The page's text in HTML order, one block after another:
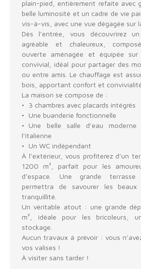
plain-pied, entièrement refaite avec
belle luminosité et un cadre de vie
vis-à-vis, avec une vue dégagée sur
Dès l’entrée, vous découvrirez
agréable et chaleureux,
ouverte aménagée et équipée
convivial, idéal pour partager des
ou entre amis. Le chauffage est
bois, apportant confort et
La maison se compose de :
3 chambres avec placards intégrés
Une buanderie fonctionnelle
Une belle salle d’eau
l’italienne
Un WC indépendant
À l’extérieur, vous profiterez d’un
1200 m², parfait pour les
d’espace. Une grande
permettra de savourer les
tranquillité.
Un véritable atout : une grande
m², idéale pour les bricoleurs,
stockage.
Aucun travaux à prévoir : vous
vos valises !
À visiter sans tarder !